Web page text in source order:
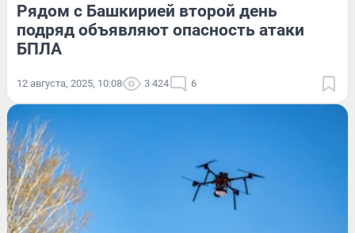
Рядом с Башкирией второй день
подряд объявляют опасность атаки
БПЛА
12 августа, 2025, 10:08 3 424 6